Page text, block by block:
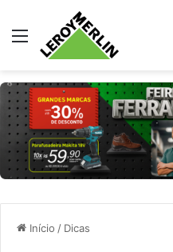
Menu
Início / Dicas